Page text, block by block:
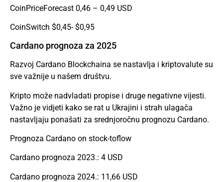
CoinPriceForecast 0,46 – 0,49 USD
CoinSwitch $0,45- $0,95
Cardano prognoza za 2025
Razvoj Cardano Blockchaina se nastavlja i kriptovalute su
sve važnije u našem društvu.
Kripto može nadvladati propise i druge negativne vijesti.
Važno je vidjeti kako se rat u Ukrajini i strah ulagača
nastavljaju ponašati za srednjoročnu prognozu Cardano.
Prognoza Cardano on stock-toflow
Cardano prognoza 2023.: 4 USD
Cardano prognoza 2024.: 11,66 USD